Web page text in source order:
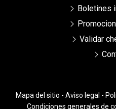
Boletines
Validar
Mapa del sitio - Aviso legal -
Condiciones generales de